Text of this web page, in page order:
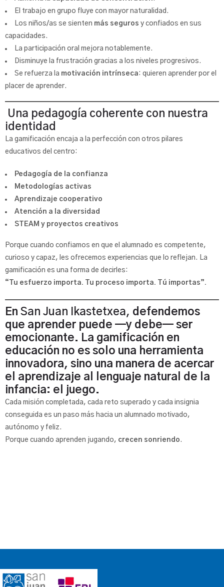
El trabajo en grupo fluye con mayor naturalidad.
Los niños/as se sienten más seguros y confiados en sus
capacidades.
La participación oral mejora notablemente.
Disminuye la frustración gracias a los niveles progresivos.
Se refuerza la motivación intrínseca: quieren aprender por el
placer de aprender.
Una pedagogía coherente con nuestra
identidad
La gamificación encaja a la perfección con otros pilares
educativos del centro:
Pedagogía de la confianza
Metodologías activas
Aprendizaje cooperativo
Atención a la diversidad
STEAM y proyectos creativos
Porque cuando confiamos en que el alumnado es competente,
curioso y capaz, les ofrecemos experiencias que lo reflejan. La
gamificación es una forma de decirles:
“Tu esfuerzo importa. Tu proceso importa. Tú importas”.
En San Juan Ikastetxea, defendemos
que aprender puede —y debe— ser
emocionante. La gamificación en
educación no es solo una herramienta
innovadora, sino una manera de acercar
el aprendizaje al lenguaje natural de la
infancia: el juego.
Cada misión completada, cada reto superado y cada insignia
conseguida es un paso más hacia un alumnado motivado,
autónomo y feliz.
Porque cuando aprenden jugando, crecen sonriendo.